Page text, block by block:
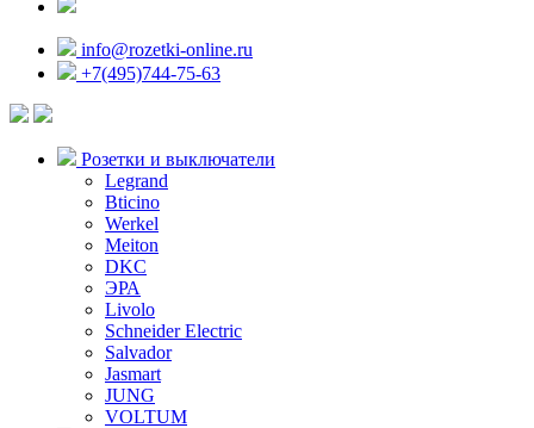
info@rozetki-online.ru
+7(495)744-75-63
Розетки и выключатели
Legrand
Bticino
Werkel
Meiton
DKC
ЭРА
Livolo
Schneider Electric
Salvador
Jasmart
JUNG
VOLTUM